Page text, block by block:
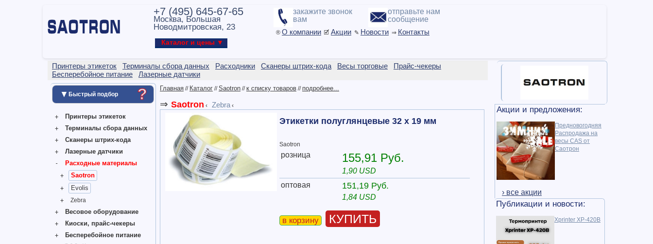
+7 (495) 645-67-65
Москва, Большая
Новодмитровская, 23
Каталог и цены ▼
закажите звонок
вам
отправьте нам
сообщение
® О компании 🗹 Акции ✎ Новости ⇒ Контакты
Акции и предложения:
Предновогодняя
Распродажа на
весы CAS от
Саотрон
› все акции
Публикации и новости:
Xprinter XP-420B
Принтеры этикеток Терминалы сбора данных Расходники Сканеры штрих-кода Весы торговые
Прайс-чекеры
Бесперебойное питание
Лазерные датчики
▼ Быстрый подбор ?
Принтеры этикеток
Терминалы сбора данных
Сканеры штрих-кода
Лазерные датчики
Расходные материалы
Saotron
Evolis
Zebra
Весовое оборудование
Киоски, прайс-чекеры
Бесперебойное питание
Главная // Каталог //Saotron //к списку товаров // подробнее...
⇒ Saotron ‹ Zebra‹
Этикетки полуглянцевые 32 x 19 мм
Saotron
розница 155,91 Руб.
1,90 USD
оптовая
151,19 Руб.
1,84 USD
в корзину КУПИТЬ